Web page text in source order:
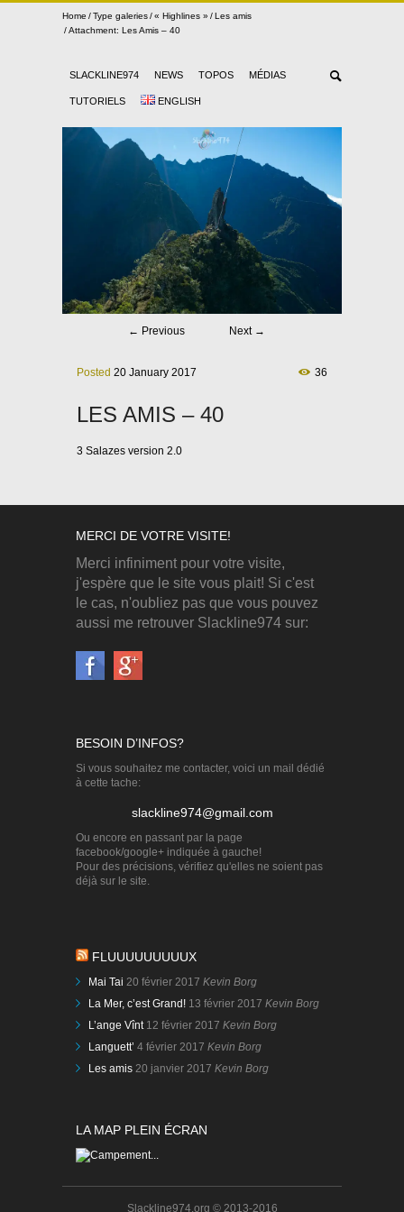
Home Type galeries « Highlines »
Les amis
Attachment: Les Amis – 40
SLACKLINE974 NEWS TOPOS MÉDIAS
TUTORIELS ENGLISH
← Previous Next →
Posted 20 January 2017 36
LES AMIS – 40
3 Salazes version 2.0
MERCI DE VOTRE VISITE!
Merci infiniment pour votre visite,
j'espère que le site vous plait! Si c'est
le cas, n'oubliez pas que vous pouvez
aussi me retrouver Slackline974 sur:
BESOIN D’INFOS?
Si vous souhaitez me contacter, voici un mail dédié
à cette tache:
slackline974@gmail.com
Ou encore en passant par la page
facebook/google+ indiquée à gauche!
Pour des précisions, vérifiez qu'elles ne soient pas
déjà sur le site.
FLUUUUUUUUUX
Mai Tai 20 février 2017 Kevin Borg
La Mer, c’est Grand! 13 février 2017 Kevin Borg
L’ange Vînt 12 février 2017 Kevin Borg
Languett’ 4 février 2017 Kevin Borg
Les amis 20 janvier 2017 Kevin Borg
LA MAP PLEIN ÉCRAN
Slackline974.org © 2013-2016